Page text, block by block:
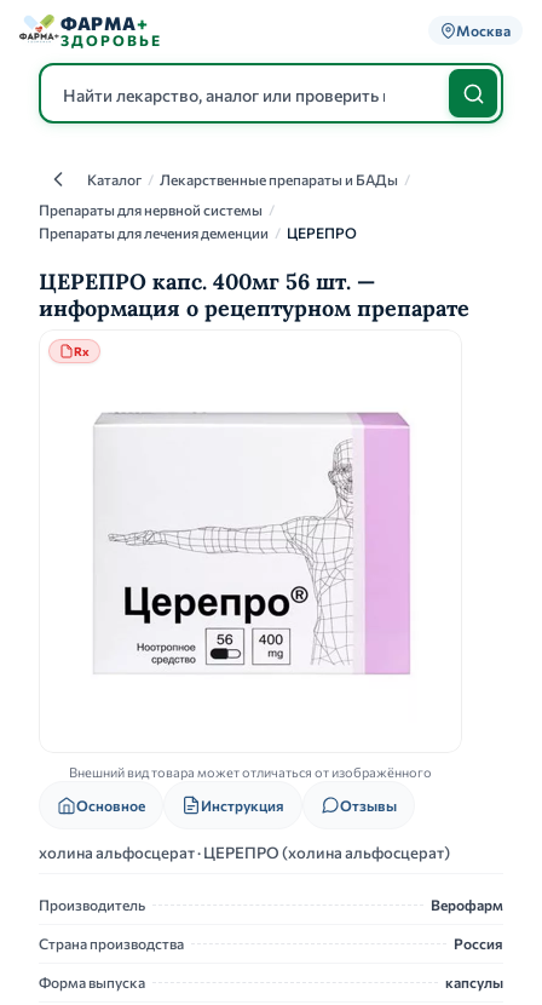
ФАРМА+
ЗДОРОВЬЕ
Москва
КаталогКаталог / Лекарственные препараты и БАДы /
Препараты для нервной системы /
Препараты для лечения деменции / ЦЕРЕПРО
ЦЕРЕПРО капс. 400мг 56 шт. —
информация о рецептурном препарате
Rx
Внешний вид товара может отличаться от изображённого
Основное Инструкция Отзывы
холина альфосцерат · ЦЕРЕПРО (холина альфосцерат)
Производитель Верофарм
Страна производства Россия
Форма выпуска капсулы